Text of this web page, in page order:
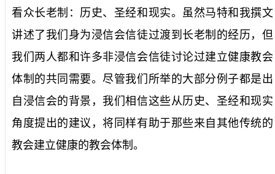
看众长老制： 历史、 圣经和 现实。虽然马特和我撰文
讲述了我们身为浸信会信徒过渡到长老制的经历，但
我们两人都和许多非浸信会信徒讨论过建立健康教会
体制的共同需要。尽管我们所举的大部分例子都是出
自浸信会的背景，我们相信这些从历史、圣经和现实
角度提出的建议，将同样有助于那些来自其他传统的
教会建立健康的教会体制。